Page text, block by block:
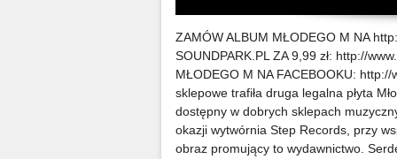
ZAMÓW ALBUM MŁODEGO M NA
SOUNDPARK.PL ZA 9,99 zł: http://
MŁODEGO M NA FACEBOOKU:
sklepowe trafiła druga legalna płyta
dostępny w dobrych sklepach
okazji wytwórnia Step Records, przy
obraz promujący to wydawnictwo.